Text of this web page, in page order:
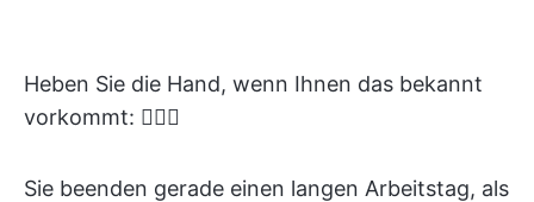
Heben Sie die Hand, wenn Ihnen das bekannt
vorkommt: 🙋🏻‍♀️
Sie beenden gerade einen langen Arbeitstag, als